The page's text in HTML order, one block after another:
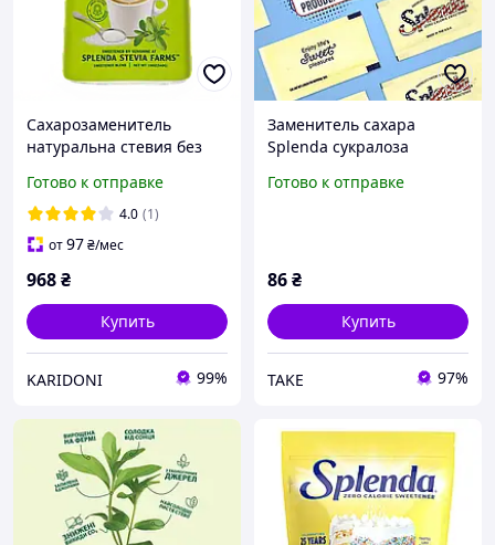
Сахарозаменитель
натуральна стевия без
Готово к отправке
4.0 (1)
от97₴/мес
968₴
Купить
KARIDONI 99%
Заменитель сахара
Splenda сукралоза
10 стиков
Готово к отправке
86₴
Купить
TAKE 97%